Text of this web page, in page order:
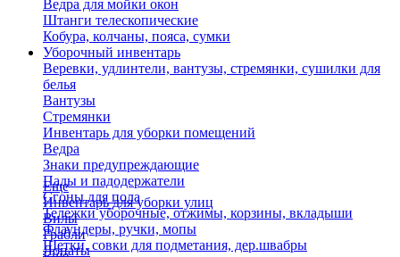
Ведра для мойки окон
Штанги телескопические
Кобура, колчаны, пояса, сумки
Уборочный инвентарь
Веревки, удлинтели, вантузы, стремянки, сушилки для
белья
Вантузы
Стремянки
Инвентарь для уборки помещений
Ведра
Знаки предупреждающие
Пады и падодержатели
Сгоны для пола
Тележки уборочные, отжимы, корзины, вкладыши
Флаундеры, ручки, мопы
Щетки, совки для подметания, дер.швабры
Еще
Инвентарь для уборки улиц
Вилы
Грабли
Лопаты